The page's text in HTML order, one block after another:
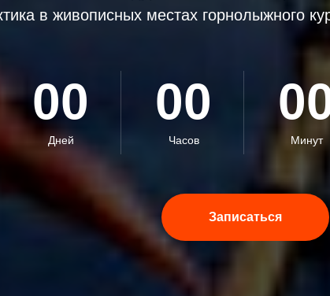
в живописных местах горнолыжного
00
Дней
00
Часов Минут
Записаться